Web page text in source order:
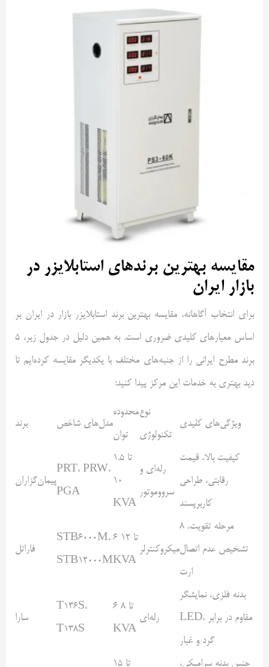
مقایسه بهترین برندهای استابلایزر در
بازار ایران
برای انتخاب آگاهانه، مقایسه بهترین برند استابلایزر بازار در ایران بر
اساس معیارهای کلیدی ضروری است. به همین دلیل در جدول زیر، 5
برند مطرح ایرانی را از جنبه‌های مختلف با یکدیگر مقایسه کرده‌ایم تا
دید بهتری به خدمات این مرکز پیدا کنید:
برند مدل‌های شاخص
محدوده
توان
نوع
تکنولوژی
ویژگی‌های کلیدی
پیمان‌گزاران
PRT ، PRW،
PGA
1.5 تا
10
KVA
رله‌ای و
سرووموتور
کیفیت بالا، قیمت
رقابتی، طراحی
کاربرپسند
فاراتل
STB6000M،
STB12000M
6 تا 12
KVA
میکروکنترلر
8 مرحله تقویت،
تشخیص عدم اتصال
ارت
سارا
T136S،
T138S
6 تا 8
KVA
رله‌ای
بدنه فلزی، نمایشگر
LED، مقاوم در برابر
گرد و غبار
تا 15
جنس بدنه سرامیکی،